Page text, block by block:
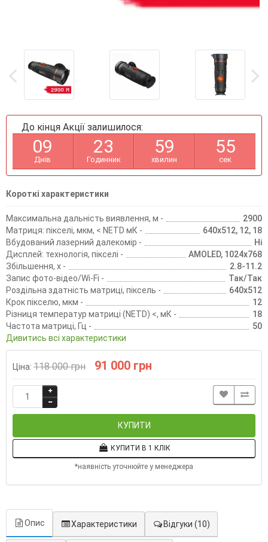
До кінця Акції залишилося:
09
Днів
23
Годинник
59
хвилин
54
сек
Короткі характеристики
Максимальна дальність виявлення, м -
2900
Матриця: пікселі, мкм, < NETD мК -
640х512, 12, 18
Вбудований лазерний далекомір -
Ні
Дисплей: технологія, пікселі -
AMOLED, 1024х768
Збільшення, х -
2.8-11.2
Запис фото-відео/Wi-Fi -
Так/Так
Роздільна здатність матриці, піксель -
640х512
Крок пікселю, мкм -
12
Різниця температур матриці (NETD) <, мК -
18
Частота матриці, Гц -
50
Дивитись всі характеристики
Ціна: 118 000 грн 91 000 грн
КУПИТИ
КУПИТИ В 1 КЛІК
*наявність уточнюйте у менеджера
Опис Характеристики Відгуки (10)